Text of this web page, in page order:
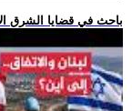
.. باحث في قضايا الشرق